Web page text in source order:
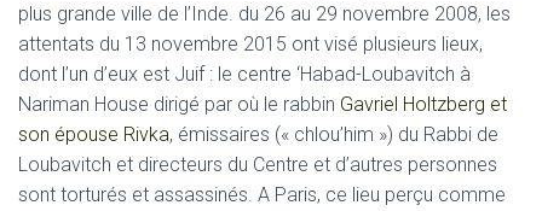
plus grande ville de l’Inde. du 26 au 29 novembre 2008, les
attentats du 13 novembre 2015 ont visé plusieurs lieux,
dont l’un d’eux est Juif : le centre ‘Habad-Loubavitch à
Nariman House dirigé par où le rabbin Gavriel Holtzberg et
son épouse Rivka, émissaires (« chlou’him ») du Rabbi de
Loubavitch et directeurs du Centre et d’autres personnes
sont torturés et assassinés. A Paris, ce lieu perçu comme